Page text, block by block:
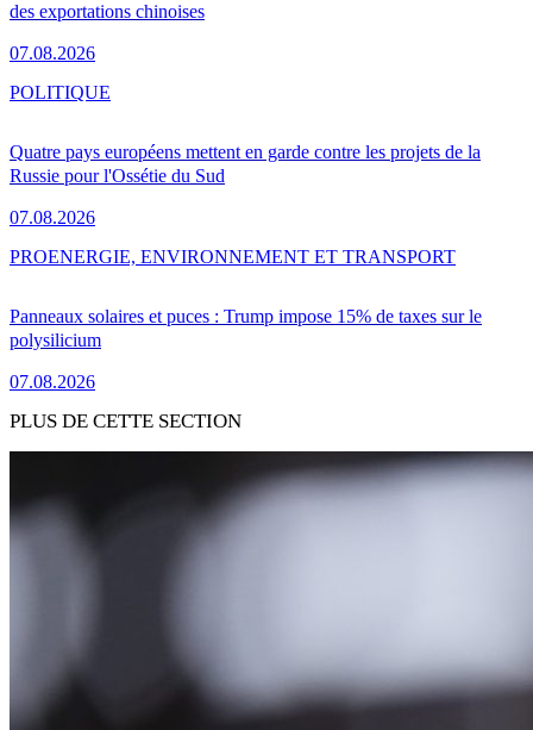
des exportations chinoises
07.08.2026
Quatre pays européens mettent en garde contre les projets de la
Russie pour l'Ossétie du Sud
07.08.2026
POLITIQUE
Panneaux solaires et puces : Trump impose 15% de taxes sur le
polysilicium
07.08.2026
PROENERGIE, ENVIRONNEMENT ET TRANSPORT
PLUS DE CETTE SECTION